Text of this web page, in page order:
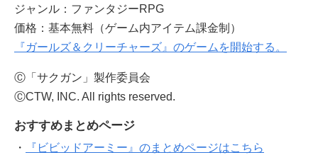
ジャンル：ファンタジーRPG
価格：基本無料（ゲーム内アイテム課金制）
『ガールズ＆クリーチャーズ』のゲームを開始する。
Ⓒ「サクガン」製作委員会
ⒸCTW, INC. All rights reserved.
おすすめまとめページ
・
『ビビッドアーミー』のまとめページはこちら